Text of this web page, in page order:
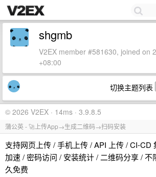
shgmb
V2EX member #581630, joined on
+08:00
切换主题列表
© 2026 V2EX · 14ms · 3.9.8.5
蒲公英 - 🚀上传App→生成二维码→扫码安装
支持网页上传 / 手机上传 / API 上传 / CI-CD
加速 / 密码访问 / 安装统计 / 二维码分享 / 不
久免费